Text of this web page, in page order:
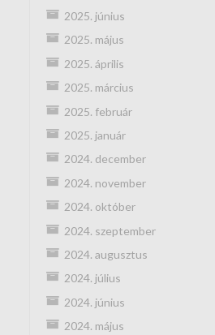
2025. június
2025. május
2025. április
2025. március
2025. február
2025. január
2024. december
2024. november
2024. október
2024. szeptember
2024. augusztus
2024. július
2024. június
2024. május